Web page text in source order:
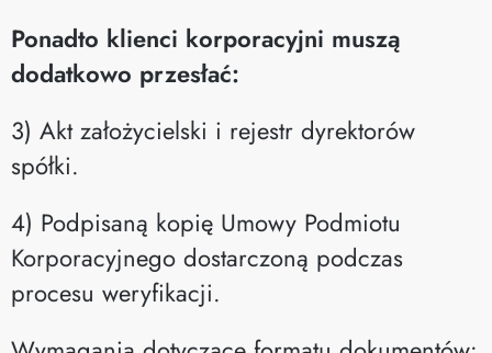
Ponadto klienci korporacyjni muszą
dodatkowo przesłać:
3) Akt założycielski i rejestr dyrektorów
spółki.
4) Podpisaną kopię Umowy Podmiotu
Korporacyjnego dostarczoną podczas
procesu weryfikacji.